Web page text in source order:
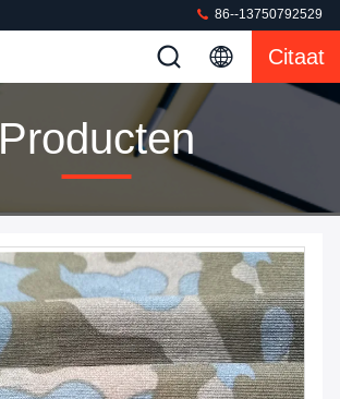
86--13750792529
Citaat
Producten